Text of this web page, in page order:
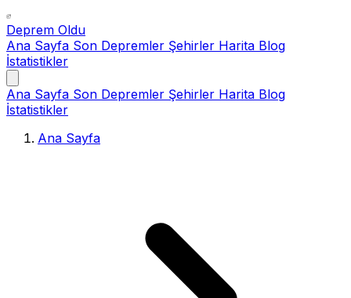
Deprem Oldu
Ana Sayfa Son Depremler Şehirler Harita Blog
İstatistikler
Ana Sayfa Son Depremler Şehirler Harita Blog
İstatistikler
Ana Sayfa